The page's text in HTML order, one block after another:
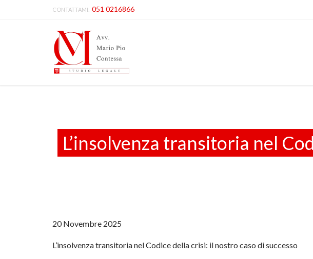
CONTATTAMI: 051 0216866
L’insolvenza transitoria nel
20 Novembre 2025
L’insolvenza transitoria nel Codice della crisi: il nostro caso di successo